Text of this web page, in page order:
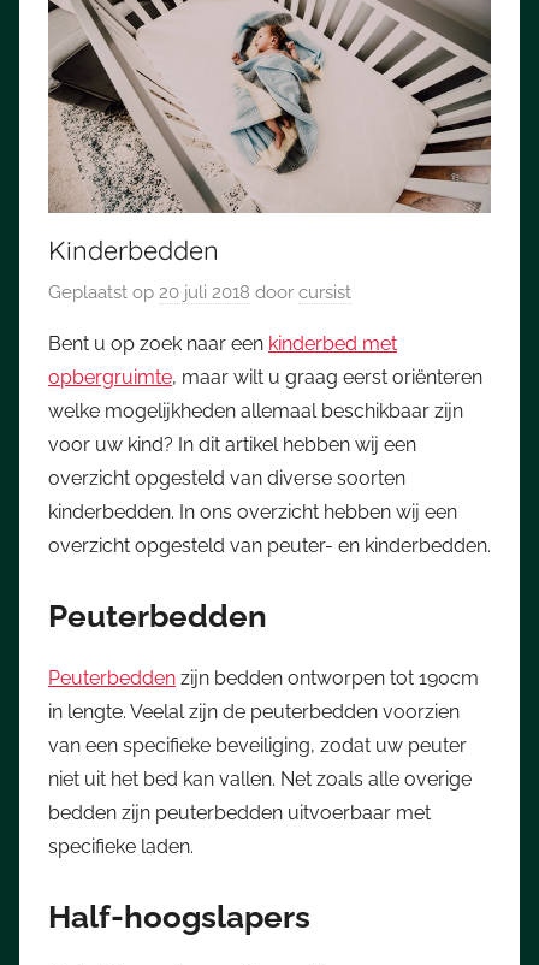
Kinderbedden
Geplaatst op 20 juli 2018 door cursist
Bent u op zoek naar een kinderbed met
opbergruimte, maar wilt u graag eerst oriënteren
welke mogelijkheden allemaal beschikbaar zijn
voor uw kind? In dit artikel hebben wij een
overzicht opgesteld van diverse soorten
kinderbedden. In ons overzicht hebben wij een
overzicht opgesteld van peuter- en kinderbedden.
Peuterbedden
Peuterbedden zijn bedden ontworpen tot 190cm
in lengte. Veelal zijn de peuterbedden voorzien
van een specifieke beveiliging, zodat uw peuter
niet uit het bed kan vallen. Net zoals alle overige
bedden zijn peuterbedden uitvoerbaar met
specifieke laden.
Half-hoogslapers